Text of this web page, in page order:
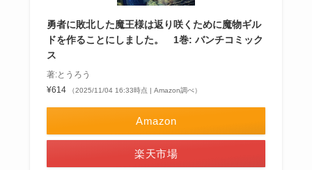
勇者に敗北した魔王様は返り咲くために魔物ギル
ドを作ることにしました。 1巻: バンチコミック
ス
著:とうろう
¥614
（2025/11/04 16:33時点 | Amazon調べ）
Amazon
楽天市場